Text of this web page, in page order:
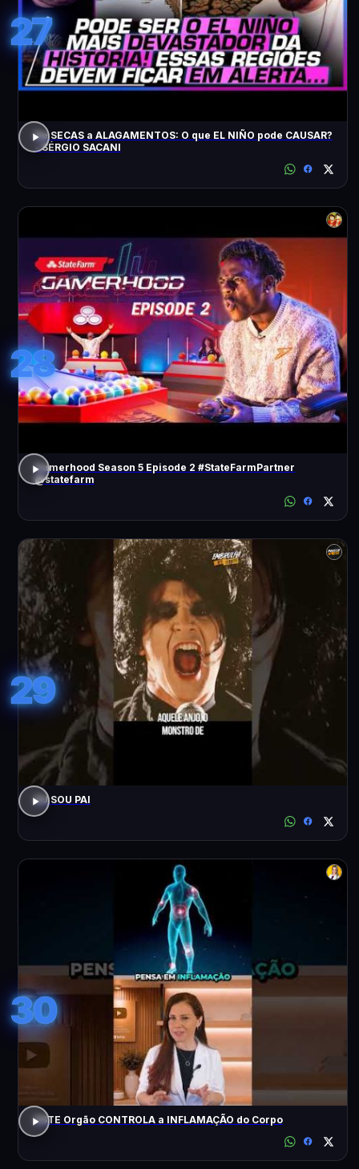
27
De SECAS a ALAGAMENTOS: O que EL NIÑO pode CAUSAR?
- SÉRGIO SACANI
28
Gamerhood Season 5 Episode 2 #StateFarmPartner
@statefarm
29
EU SOU PAI
30
ESTE Orgão CONTROLA a INFLAMAÇÃO do Corpo